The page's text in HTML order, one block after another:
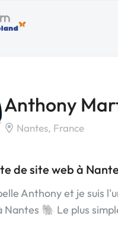
Anthony
Nantes, France
de site web à
Anthony et je suis
Nantes 🐘 Le plus